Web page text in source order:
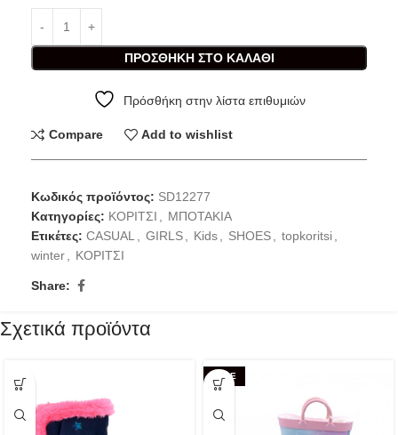
ΠΡΟΣΘΉΚΗ ΣΤΟ ΚΑΛΆΘΙ
Πρόσθήκη στην λίστα επιθυμιών
Compare Add to wishlist
Κωδικός προϊόντος: SD12277
Κατηγορίες: ΚΟΡΙΤΣΙ
ΜΠΟΤΑΚΙΑ
Ετικέτες: CASUAL GIRLS Kids SHOES topkoritsi
winter
ΚΟΡΙΤΣΙ
Share:
Σχετικά προϊόντα
SALE